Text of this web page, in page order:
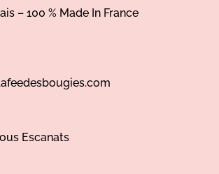
– 100 % Made In France
Escanats